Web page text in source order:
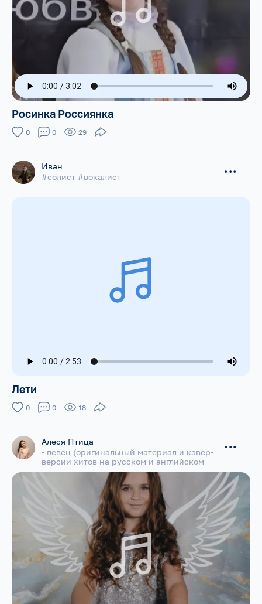
Росинка Россиянка
0 0 29
Иван
#солист #вокалист
...
Лети
0 0 18
Алеся Птица
- певец (оригинальный материал и кавер-
версии хитов на русском и английском
языках)
...